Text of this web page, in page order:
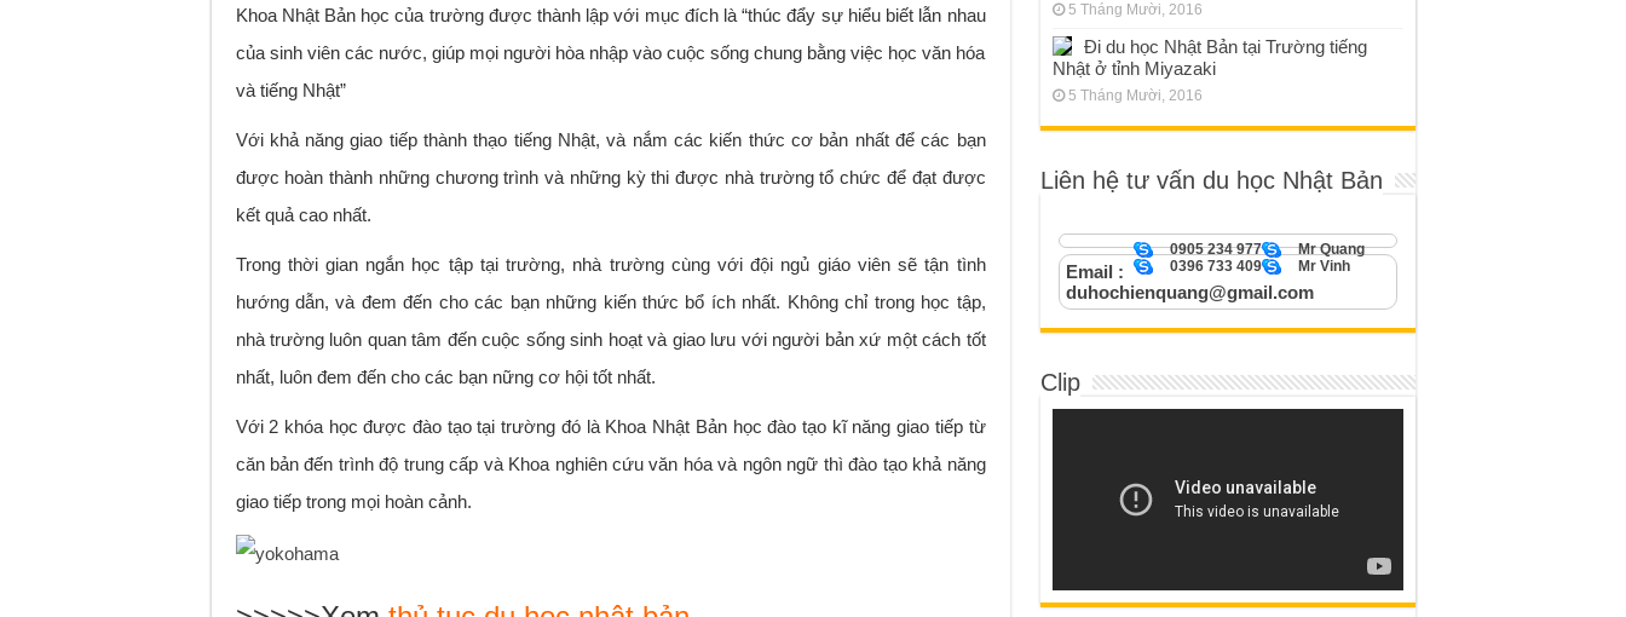
Khoa Nhật Bản học của trường được thành lập với mục đích là “thúc đẩy sự hiểu biết lẫn nhau
của sinh viên các nước, giúp mọi người hòa nhập vào cuộc sống chung bằng việc học văn hóa
và tiếng Nhật”
Với khả năng giao tiếp thành thạo tiếng Nhật, và nắm các kiến thức cơ bản nhất để các bạn
được hoàn thành những chương trình và những kỳ thi được nhà trường tổ chức để đạt được
kết quả cao nhất.
Trong thời gian ngắn học tập tại trường, nhà trường cùng với đội ngủ giáo viên sẽ tận tình
hướng dẫn, và đem đến cho các bạn những kiến thức bổ ích nhất. Không chỉ trong học tập,
nhà trường luôn quan tâm đến cuộc sống sinh hoạt và giao lưu với người bản xứ một cách tốt
nhất, luôn đem đến cho các bạn nững cơ hội tốt nhất.
Với 2 khóa học được đào tạo tại trường đó là Khoa Nhật Bản học đào tạo kĩ năng giao tiếp từ
căn bản đến trình độ trung cấp và Khoa nghiên cứu văn hóa và ngôn ngữ thì đào tạo khả năng
giao tiếp trong mọi hoàn cảnh.
5 Tháng Mười, 2016
Đi du học Nhật Bản tại Trường tiếng
Nhật ở tỉnh Miyazaki
5 Tháng Mười, 2016
Liên hệ tư vấn du học Nhật Bản
Mr Quang
0905 234 977
Mr Vinh
0396 733 409
Email :
duhochienquang@gmail.com
Clip